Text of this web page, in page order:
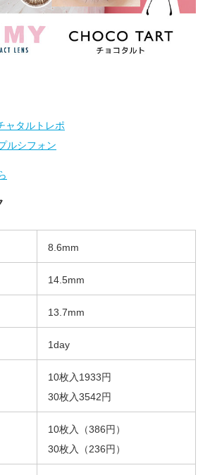
ャタルトレポ
ルシフォン
8.6mm
14.5mm
13.7mm
1day
10枚入1933円
30枚入3542円
10枚入（386円）
30枚入（236円）